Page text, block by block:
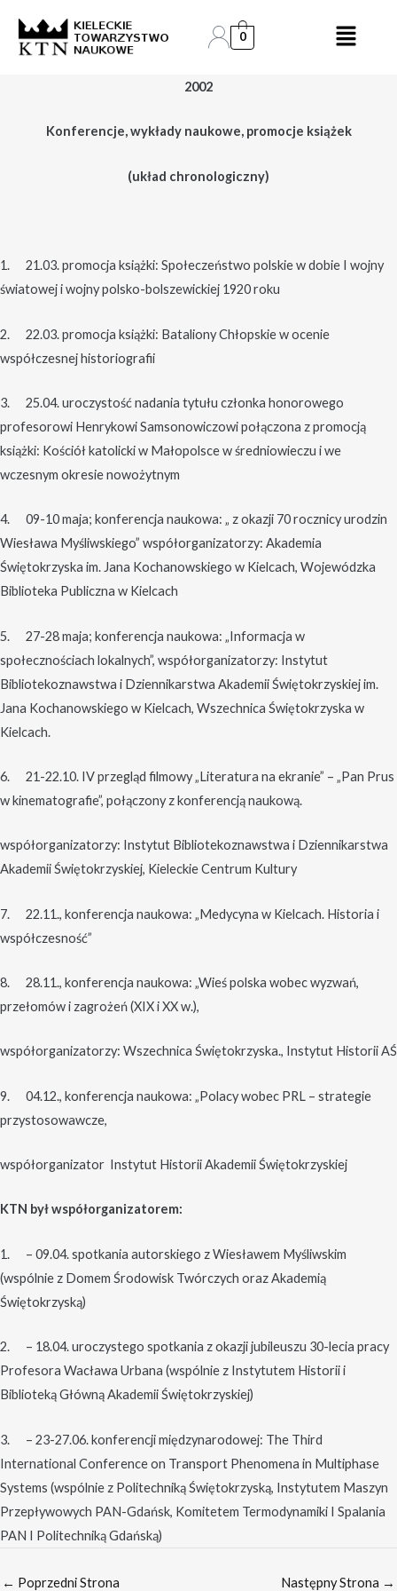
content
0
2002
Konferencje, wykłady naukowe, promocje książek
(układ chronologiczny)
1. 21.03. promocja książki: Społeczeństwo polskie w dobie I wojny
światowej i wojny polsko-bolszewickiej 1920 roku
2. 22.03. promocja książki: Bataliony Chłopskie w ocenie
współczesnej historiografii
3. 25.04. uroczystość nadania tytułu członka honorowego
profesorowi Henrykowi Samsonowiczowi połączona z promocją
książki: Kościół katolicki w Małopolsce w średniowieczu i we
wczesnym okresie nowożytnym
4. 09-10 maja; konferencja naukowa: „ z okazji 70 rocznicy urodzin
Wiesława Myśliwskiego” współorganizatorzy: Akademia
Świętokrzyska im. Jana Kochanowskiego w Kielcach, Wojewódzka
Biblioteka Publiczna w Kielcach
5. 27-28 maja; konferencja naukowa: „Informacja w
społecznościach lokalnych”, współorganizatorzy: Instytut
Bibliotekoznawstwa i Dziennikarstwa Akademii Świętokrzyskiej im.
Jana Kochanowskiego w Kielcach, Wszechnica Świętokrzyska w
Kielcach.
6. 21-22.10. IV przegląd filmowy „Literatura na ekranie” – „Pan Prus
w kinematografie”, połączony z konferencją naukową.
współorganizatorzy: Instytut Bibliotekoznawstwa i Dziennikarstwa
Akademii Świętokrzyskiej, Kieleckie Centrum Kultury
7. 22.11., konferencja naukowa: „Medycyna w Kielcach. Historia i
współczesność”
8. 28.11., konferencja naukowa: „Wieś polska wobec wyzwań,
przełomów i zagrożeń (XIX i XX w.),
współorganizatorzy: Wszechnica Świętokrzyska., Instytut Historii AŚ
9. 04.12., konferencja naukowa: „Polacy wobec PRL – strategie
przystosowawcze,
współorganizator Instytut Historii Akademii Świętokrzyskiej
KTN był współorganizatorem:
1. – 09.04. spotkania autorskiego z Wiesławem Myśliwskim
(wspólnie z Domem Środowisk Twórczych oraz Akademią
Świętokrzyską)
2. – 18.04. uroczystego spotkania z okazji jubileuszu 30-lecia pracy
Profesora Wacława Urbana (wspólnie z Instytutem Historii i
Biblioteką Główną Akademii Świętokrzyskiej)
3. – 23-27.06. konferencji międzynarodowej: The Third
International Conference on Transport Phenomena in Multiphase
Systems (wspólnie z Politechniką Świętokrzyską, Instytutem Maszyn
Przepływowych PAN-Gdańsk, Komitetem Termodynamiki I Spalania
PAN I Politechniką Gdańską)
navigation
← Poprzedni Strona Następny Strona →